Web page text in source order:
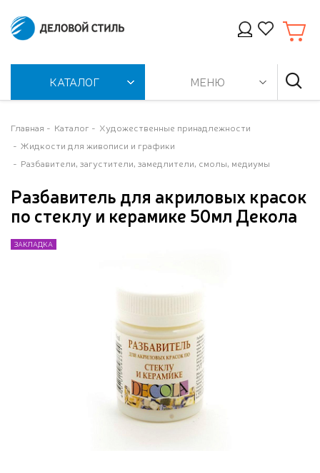
КАТАЛОГ МЕНЮ
Главная Каталог
Художественные принадлежности
Жидкости для живописи и графики
Разбавители, загустители, замедлители, смолы, медиумы
Разбавитель для акриловых красок
по стеклу и керамике 50мл Декола
ЗАКЛАДКА
ЗАКЛАДКА